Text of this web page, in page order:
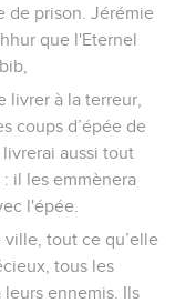
de prison. Jérémie
que l'Eternel
livrer à la terreur,
coups d’épée de
aussi tout
il les emmènera
l'épée.
tout ce qu’elle
tous les
ennemis. Ils